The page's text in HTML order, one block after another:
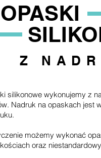
OPASKI
Z
silikonowe wykonujemy z
Nadruk na opaskach jest
możemy wykonać
oraz